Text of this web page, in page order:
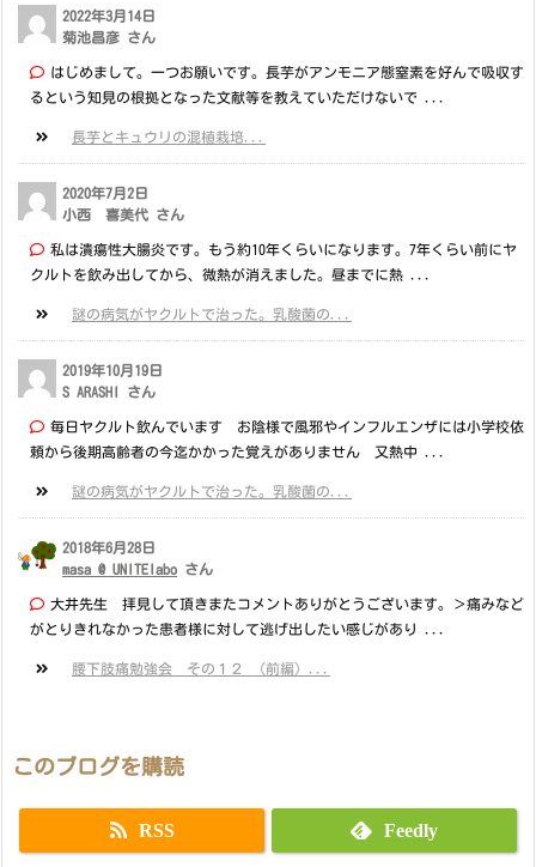
2022年3月14日
菊池昌彦 さん
はじめまして。一つお願いです。長芋がアンモニア態窒素を好んで吸収す
るという知見の根拠となった文献等を教えていただけないで ...
長芋とキュウリの混植栽培...
2020年7月2日
小西 喜美代 さん
私は潰瘍性大腸炎です。もう約10年くらいになります。7年くらい前にヤ
クルトを飲み出してから、微熱が消えました。昼までに熱 ...
謎の病気がヤクルトで治った。乳酸菌の...
2019年10月19日
S ARASHI さん
毎日ヤクルト飲んでいます お陰様で風邪やインフルエンザには小学校依
頼から後期高齢者の今迄かかった覚えがありません 又熱中 ...
謎の病気がヤクルトで治った。乳酸菌の...
2018年6月28日
masa @ UNITElabo さん
大井先生 拝見して頂きまたコメントありがとうございます。＞痛みなど
がとりきれなかった患者様に対して逃げ出したい感じがあり ...
腰下肢痛勉強会 その１２ （前編）...
このブログを購読
RSS Feedly